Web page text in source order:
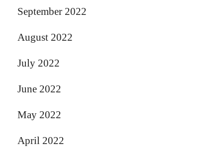
September 2022
August 2022
July 2022
June 2022
May 2022
April 2022